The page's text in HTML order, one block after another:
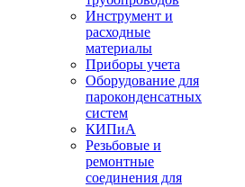
Инструмент и
расходные
материалы
Приборы учета
Оборудование для
пароконденсатных
систем
КИПиА
Резьбовые и
ремонтные
соединения для